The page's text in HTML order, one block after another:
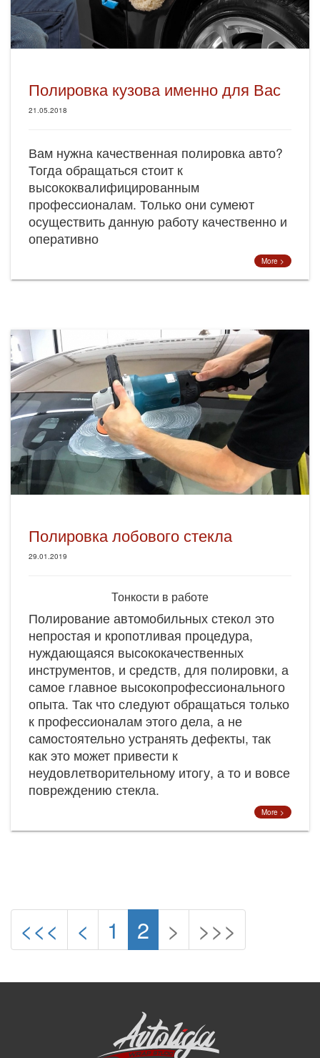
Полировка кузова именно для Вас
21.05.2018
Вам нужна качественная полировка авто?
Тогда обращаться стоит к
высококвалифицированным
профессионалам. Только они сумеют
осуществить данную работу качественно и
оперативно
More >
Полировка лобового стекла
29.01.2019
Тонкости в работе
Полирование автомобильных стекол это
непростая и кропотливая процедура,
нуждающаяся высококачественных
инструментов, и средств, для полировки, а
самое главное высокопрофессионального
опыта. Так что следуют обращаться только
к профессионалам этого дела, а не
самостоятельно устранять дефекты, так
как это может привести к
неудовлетворительному итогу, а то и вовсе
повреждению стекла.
More >
<<< < 1 2 > >>>